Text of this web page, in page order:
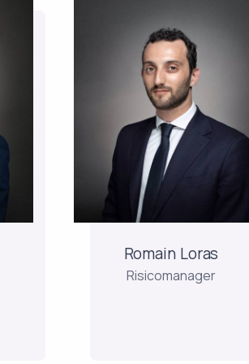
Romain Loras
Risicomanager
Romain Loras
Risicomanager
Na verschillende
professionele ervaringen
bij Amundi als Risk
Manager en Hedge Fund
Analyst bij Monaco Asset
Management, vervoegde
team bij Keren Finance. Hij
is statisticus,...